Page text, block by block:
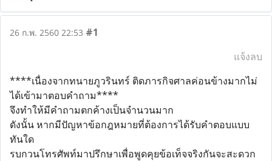
26 ก.พ. 2560 22:53 #1
แจ้งลบ
****เนื่องจากทนายภูวรินทร์ ติดภารกิจศาลค่อนข้างมากไม่
ได้เข้ามาตอบคำถาม****
จึงทำให้มีคำถามตกค้างเป็นจำนวนมาก
ดังนั้น หากมีปัญหาข้อกฎหมายที่ต้องการได้รับคำตอบแบบ
ทันใด
​รบกวนโทรศัพท์มาปรึกษาเพื่อพูดคุยข้อเท็จจริงกันจะสะดวก